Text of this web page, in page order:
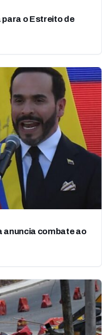
para o Estreito de
anuncia combate ao